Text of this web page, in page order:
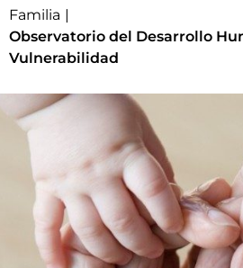
Familia |
Observatorio del Desarrollo
Vulnerabilidad